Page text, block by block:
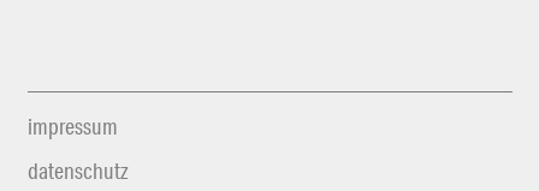
impressum
datenschutz